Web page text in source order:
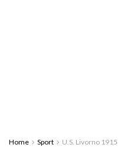
Home Sport U.S. Livorno 1915